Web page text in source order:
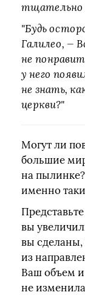
тщательно
"Будь
Галилео, —
не
у него
не знать,
церкви?"
Могут ли
большие
на
именно
вы
вы сделаны,
из
Ваш объем и
не